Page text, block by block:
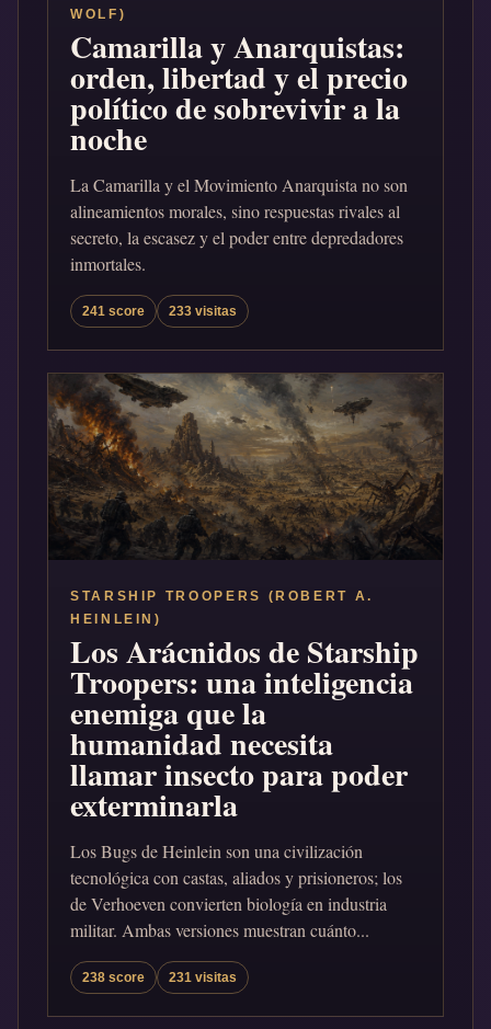
WOLF)
Camarilla y Anarquistas:
orden, libertad y el precio
político de sobrevivir a la
noche
La Camarilla y el Movimiento Anarquista no son
alineamientos morales, sino respuestas rivales al
secreto, la escasez y el poder entre depredadores
inmortales.
241 score 233 visitas
STARSHIP TROOPERS (ROBERT A.
HEINLEIN)
Los Arácnidos de Starship
Troopers: una inteligencia
enemiga que la
humanidad necesita
llamar insecto para poder
exterminarla
Los Bugs de Heinlein son una civilización
tecnológica con castas, aliados y prisioneros; los
de Verhoeven convierten biología en industria
militar. Ambas versiones muestran cuánto...
238 score 231 visitas